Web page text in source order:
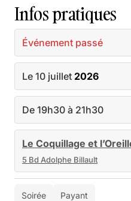
Infos pratiques
Événement passé
Le 10 juillet 2026
De 19h30 à 21h30
Le Coquillage et
5 Bd Adolphe Billault
Soirée Payant